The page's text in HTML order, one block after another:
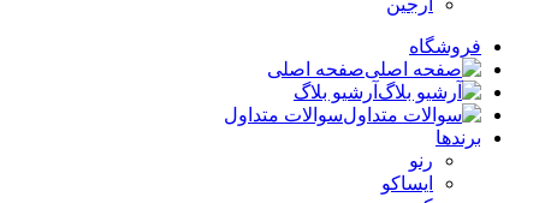
ارجین
فروشگاه
صفحه اصلی
آرشیو بلاگ
سوالات متداول
برندها
رنو
ایساکو